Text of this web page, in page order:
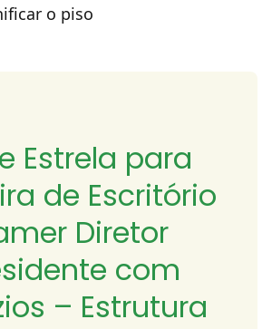
o piso
Estrela para
de Escritório
Diretor
com
– Estrutura